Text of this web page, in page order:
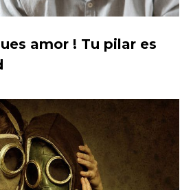
amor ! Tu pilar es